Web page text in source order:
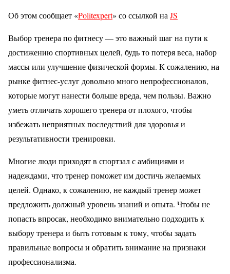
Об этом сообщает «Politexpert» со ссылкой на JS
Выбор тренера по фитнесу — это важный шаг на пути к
достижению спортивных целей, будь то потеря веса, набор
массы или улучшение физической формы. К сожалению, на
рынке фитнес-услуг довольно много непрофессионалов,
которые могут нанести больше вреда, чем пользы. Важно
уметь отличать хорошего тренера от плохого, чтобы
избежать неприятных последствий для здоровья и
результативности тренировки.
Многие люди приходят в спортзал с амбициями и
надеждами, что тренер поможет им достичь желаемых
целей. Однако, к сожалению, не каждый тренер может
предложить должный уровень знаний и опыта. Чтобы не
попасть впросак, необходимо внимательно подходить к
выбору тренера и быть готовым к тому, чтобы задать
правильные вопросы и обратить внимание на признаки
профессионализма.